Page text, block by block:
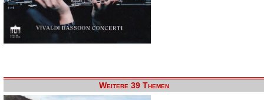
Weitere 39 Themen